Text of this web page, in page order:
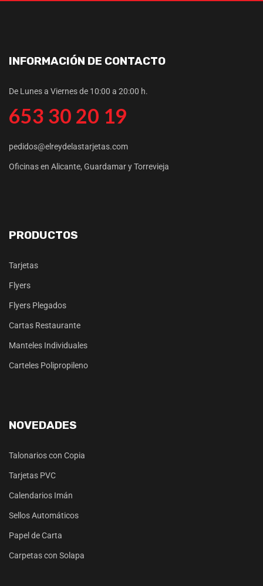
INFORMACIÓN DE CONTACTO
De Lunes a Viernes de 10:00 a 20:00 h.
653 30 20 19
pedidos@elreydelastarjetas.com
Oficinas en Alicante, Guardamar y Torrevieja
PRODUCTOS
Tarjetas
Flyers
Flyers Plegados
Cartas Restaurante
Manteles Individuales
Carteles Polipropileno
NOVEDADES
Talonarios con Copia
Tarjetas PVC
Calendarios Imán
Sellos Automáticos
Papel de Carta
Carpetas con Solapa